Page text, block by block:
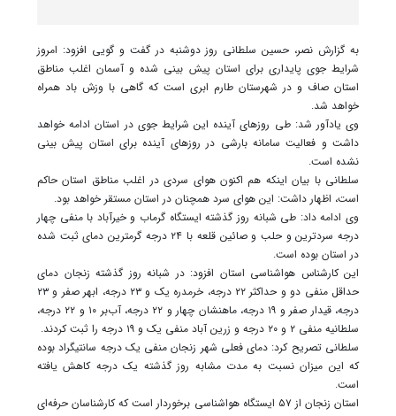
به گزارش نصر، حسین سلطانی روز دوشنبه در گفت و گویی افزود: امروز
شرایط جوی پایداری برای استان پیش بینی شده و آسمان اغلب مناطق
استان صاف و در شهرستان طارم ابری است که گاهی با وزش باد همراه
خواهد شد.
وی یادآور شد: طی روزهای آینده این شرایط جوی در استان ادامه خواهد
داشت و فعالیت سامانه بارشی در روزهای آینده برای استان پیش بینی
نشده است.
سلطانی با بیان اینکه هم اکنون هوای سردی در اغلب مناطق استان حاکم
است، اظهار داشت: این هوای سرد همچنان در استان مستقر خواهد بود.
وی ادامه داد: طی شبانه روز گذشته ایستگاه گرماب و خیرآباد با منفی چهار
درجه سردترین و حلب و صائین قلعه با ۲۴ درجه گرمترین دمای ثبت شده
در استان بوده است.
این کارشناس هواشناسی استان افزود: در شبانه روز گذشته زنجان دمای
حداقل منفی دو و حداکثر ۲۲ درجه، خرمدره یک و ۲۳ درجه، ابهر صفر و ۲۳
درجه، قیدار صفر و ۱۹ درجه،‌ ماهنشان چهار و ۲۲ درجه، آب‌بر ۱۰ و ۲۲ درجه،‌
سلطانیه منفی ۲ و ۲۰ درجه و زرین آباد منفی یک و ۱۹ درجه را ثبت کردند.
سلطانی تصریح کرد: دمای فعلی شهر زنجان منفی یک درجه سانتیگراد بوده
که این میزان نسبت به مدت مشابه روز گذشته یک درجه کاهش یافته
است.
استان زنجان از ۵۷ ایستگاه هواشناسی برخوردار است که کارشناسان حرفه‌ای